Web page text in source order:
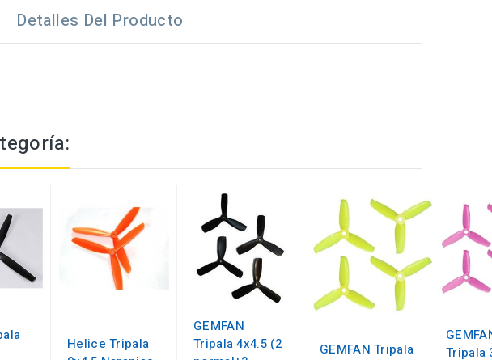
Detalles Del Producto
Helice Tripala
GEMFAN
Tripala 4x4.5 (2
GEMFAN Tripala
Tripala